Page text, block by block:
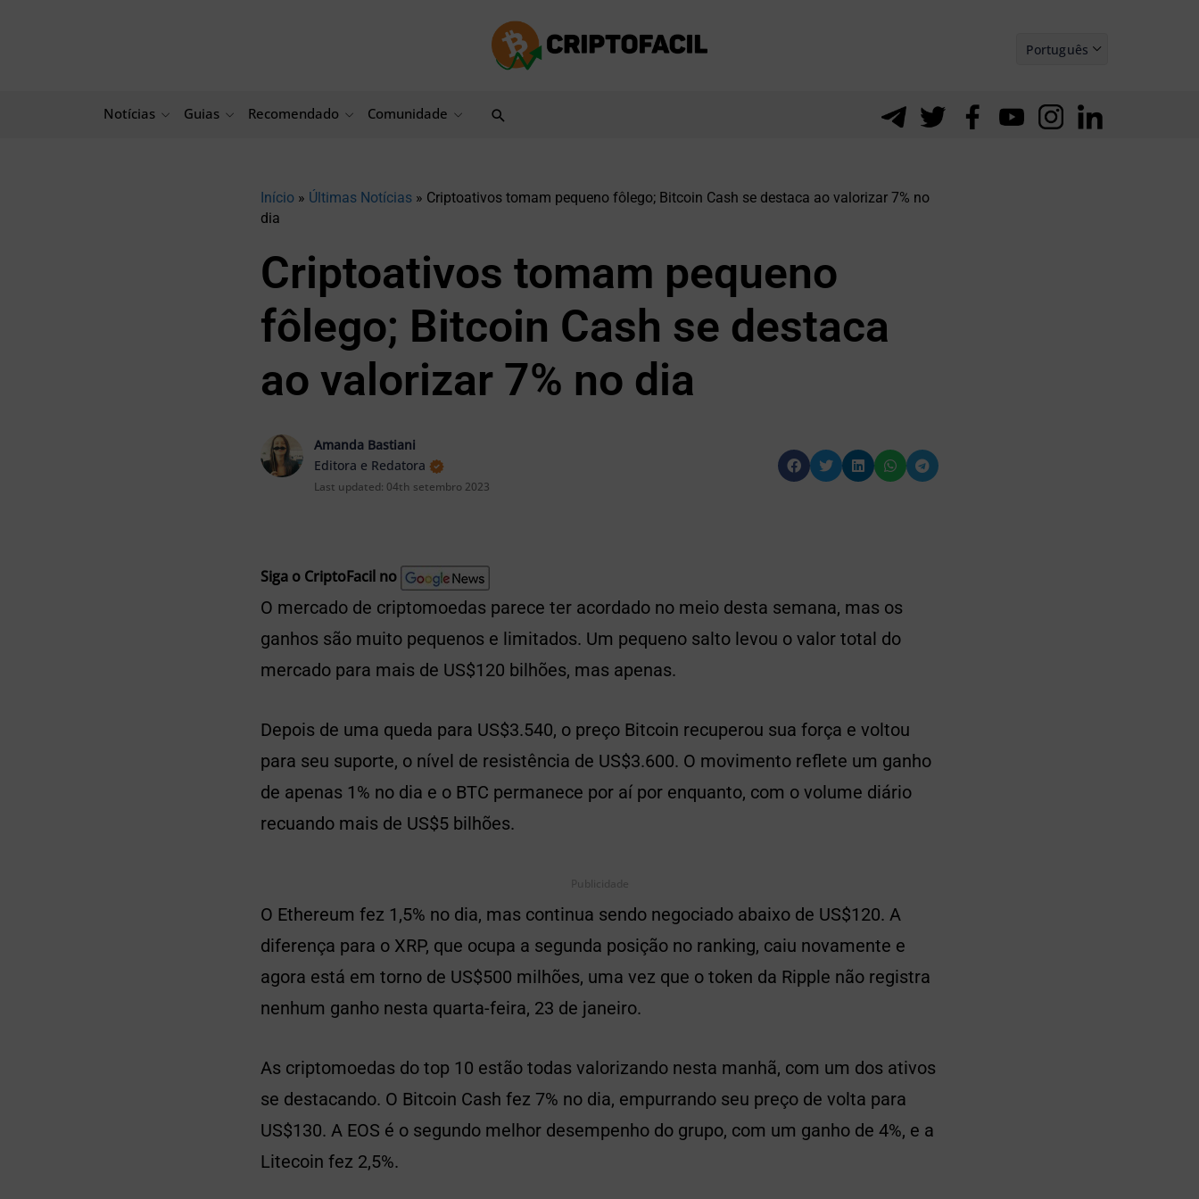
Português
Notícias Guias Recomendado Comunidade Pesquisar
Início » Últimas Notícias » Criptoativos tomam pequeno fôlego; Bitcoin Cash se destaca ao valorizar 7% no
dia
Criptoativos tomam pequeno
fôlego; Bitcoin Cash se destaca
ao valorizar 7% no dia
Amanda Bastiani
Editora e Redatora
Last updated: 04th setembro 2023
Siga o CriptoFacil no
O mercado de criptomoedas parece ter acordado no meio desta semana, mas os
ganhos são muito pequenos e limitados. Um pequeno salto levou o valor total do
mercado para mais de US$120 bilhões, mas apenas.
Depois de uma queda para US$3.540, o preço Bitcoin recuperou sua força e voltou
para seu suporte, o nível de resistência de US$3.600. O movimento reflete um ganho
de apenas 1% no dia e o BTC permanece por aí por enquanto, com o volume diário
recuando mais de US$5 bilhões.
Publicidade
O Ethereum fez 1,5% no dia, mas continua sendo negociado abaixo de US$120. A
diferença para o XRP, que ocupa a segunda posição no ranking, caiu novamente e
agora está em torno de US$500 milhões, uma vez que o token da Ripple não registra
nenhum ganho nesta quarta-feira, 23 de janeiro.
As criptomoedas do top 10 estão todas valorizando nesta manhã, com um dos ativos
se destacando. O Bitcoin Cash fez 7% no dia, empurrando seu preço de volta para
US$130. A EOS é o segundo melhor desempenho do grupo, com um ganho de 4%, e a
Litecoin fez 2,5%.